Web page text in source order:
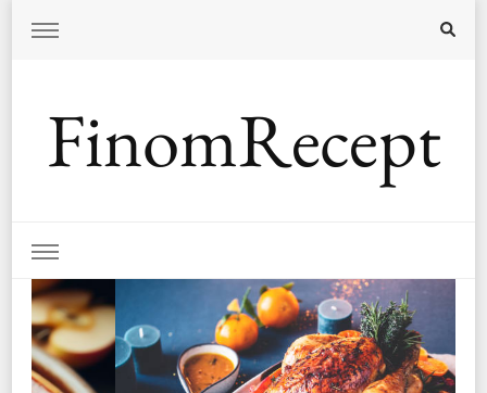
FinomRecept